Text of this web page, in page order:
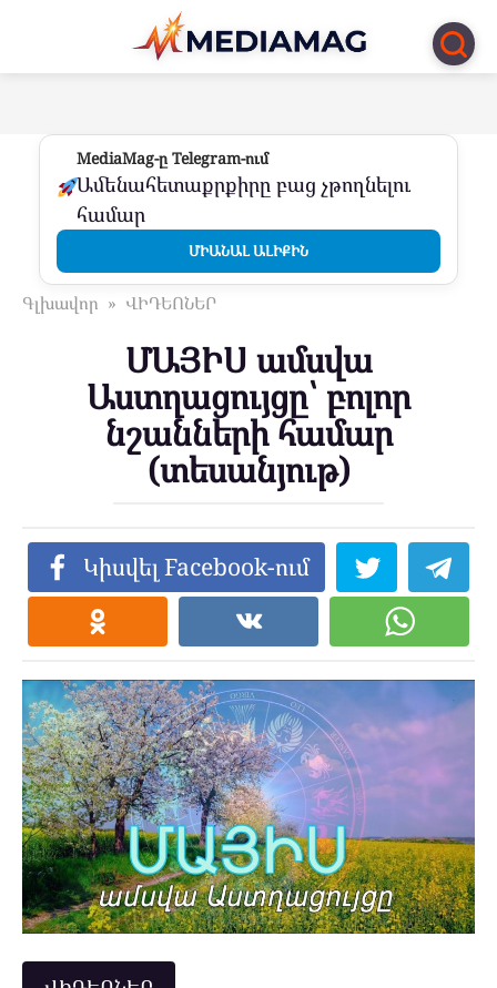
Перейти
контенту
MediaMag-ը Telegram-ում
Ամենահետաքրքիրը բաց չթողնելու
համար
ՄԻԱՆԱԼ ԱԼԻՔԻՆ
Գլխավոր » ՎԻԴԵՈՆԵՐ
ՄԱՅԻՍ ամսվա
Աստղացույցը՝ բոլոր
նշանների համար
(տեսանյութ)
Կիսվել Facebook-ում